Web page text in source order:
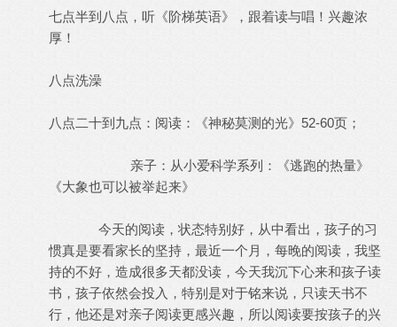
七点半到八点，听《阶梯英语》，跟着读与唱！兴趣浓
厚！
八点洗澡
八点二十到九点：阅读：《神秘莫测的光》52-60页；
亲子：从小爱科学系列：《逃跑的热量》
《大象也可以被举起来》
今天的阅读，状态特别好，从中看出，孩子的习
惯真是要看家长的坚持，最近一个月，每晚的阅读，我坚
持的不好，造成很多天都没读，今天我沉下心来和孩子读
书，孩子依然会投入，特别是对于铭来说，只读天书不
行，他还是对亲子阅读更感兴趣，所以阅读要按孩子的兴